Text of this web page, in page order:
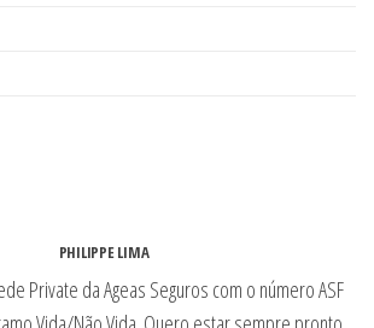
PHILIPPE LIMA
Private da Ageas Seguros com o número ASF